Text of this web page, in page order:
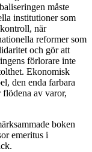
måste
institutioner som
när
reformer som
och gör att
förlorare inte
Ekonomisk
den enda farbara
flödena av varor,
boken
emeritus i